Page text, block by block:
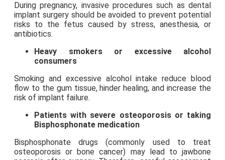
During pregnancy, invasive procedures such as dental
implant surgery should be avoided to prevent potential
risks to the fetus caused by stress, anesthesia, or
antibiotics.
Heavy smokers or excessive alcohol
consumers
Smoking and excessive alcohol intake reduce blood
flow to the gum tissue, hinder healing, and increase the
risk of implant failure.
Patients with severe osteoporosis or taking
Bisphosphonate medication
Bisphosphonate drugs (commonly used to treat
osteoporosis or bone cancer) may lead to jawbone